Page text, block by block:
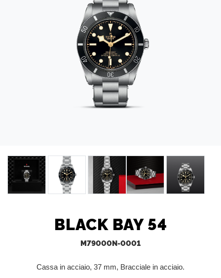
BLACK BAY 54
M79000N-0001
Cassa in acciaio, 37 mm, Bracciale in acciaio.